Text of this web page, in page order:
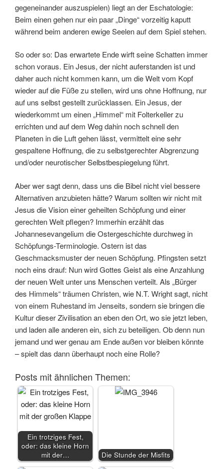
gegeneinander auszuspielen) liegt an der Eschatologie:
Beim einen gehen nur ein paar „Dinge“ vorzeitig kaputt
während beim anderen ewige Seelen auf dem Spiel stehen.
So oder so: Das erwartete Ende wirft seine Schatten immer
schon voraus. Ein Jesus, der nicht auferstanden ist und
daher auch nicht kommen kann, um die Welt vom Kopf
wieder auf die Füße zu stellen, wird uns ohne Hoffnung, nur
auf uns selbst gestellt zurücklassen. Ein Jesus, der
wiederkommt um einen „Himmel“ mit Folterkeller zu
errichten und auf dem Weg dahin noch schnell den
Planeten in die Luft gehen lässt, vermittelt eine sehr
gespaltene Hoffnung, die zu selbstgerechter Abgrenzung
und/oder neurotischer Selbstbespiegelung führt.
Aber wer sagt denn, dass uns die Bibel nicht viel bessere
Alternativen anzubieten hätte? Warum sollten wir nicht mit
Jesus die Vision einer geheilten Schöpfung und einer
gerechten Welt pflegen? Immerhin erzählt das
Johannesevangelium die Ostergeschichte durchweg in
Schöpfungs-Terminologie. Ostern ist das
Geschmacksmuster der neuen Schöpfung. Pfingsten setzt
noch eins drauf: Nun wird Gottes Geist als eine Anzahlung
der neuen Welt unter uns Menschen verteilt. Als „Bürger
des Himmels“ träumen Christen, wie N.T. Wright sagt, nicht
von einem Ruhestand im Jenseits, sondern sie bringen die
Kultur dieser Zivilisation an eben den Ort, wo sie jetzt leben,
und laden alle anderen ein, sich zu beteiligen. Ob denn nun
jemand und wer genau am Ende außen vor bleiben könnte
– spielt das dann überhaupt noch eine Rolle?
Posts mit ähnlichen Themen:
Ein trotziges Fest,
oder: das kleine Horn
mit der…
Die Stunde der Misfits